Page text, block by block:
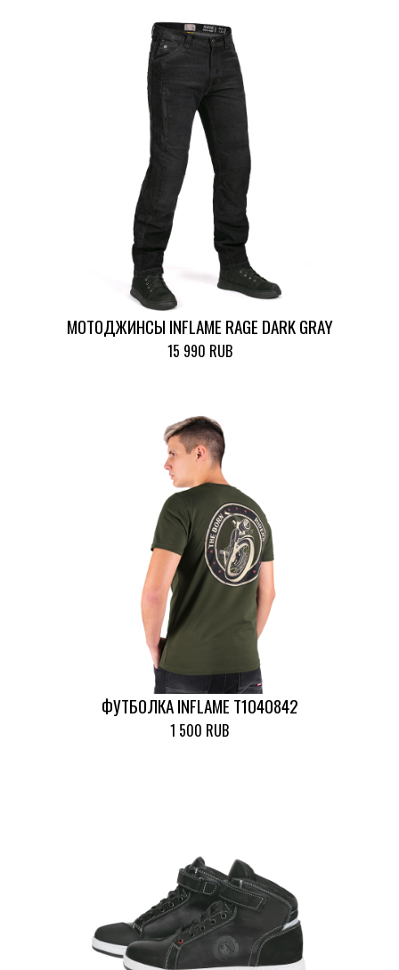
МОТОДЖИНСЫ INFLAME RAGE DARK GRAY
15 990 RUB
ФУТБОЛКА INFLAME T1040842
1 500 RUB